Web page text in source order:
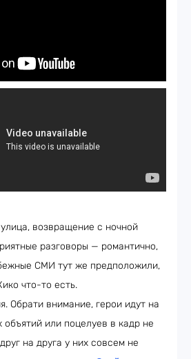
возвращение с ночной
разговоры — романтично,
СМИ тут же предположили,
что-то есть.
Обрати внимание, герои идут на
объятий или поцелуев в кадр не
на друга у них совсем не